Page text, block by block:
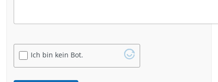
Ich bin kein Bot.